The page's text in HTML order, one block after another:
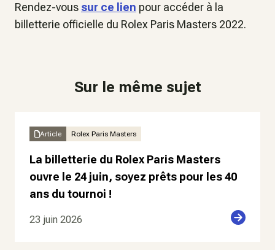
Rendez-vous sur ce lien pour accéder à la
billetterie officielle du Rolex Paris Masters 2022.
Sur le même sujet
Article Rolex Paris Masters
La billetterie du Rolex Paris Masters
ouvre le 24 juin, soyez prêts pour les 40
ans du tournoi !
23 juin 2026